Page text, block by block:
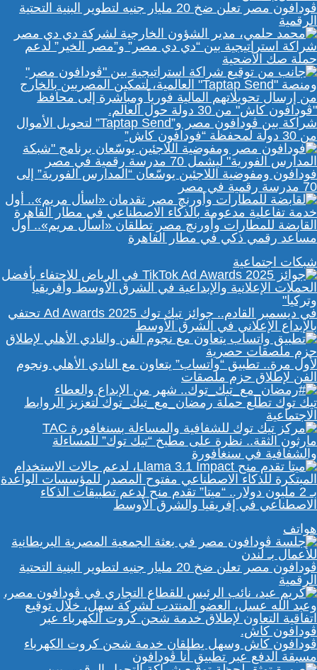
ڤودافون مصر تعلن ضخ 20 مليار جنيه لتطوير البنية التحتية
الرقمية
شراكة استراتيجية بين “دي دي مصر” و”مصر الخير” لدعم
حملة صك الأضحية
شراكة بين ڤودافون مصر و”Taptap Send” لتحويل الأموال
من 30 دولة لمحفظة “فودافون كاش”
فودافون ومفوضية اللاجئين يوسّعان “المدارس الفورية” إلى
70 مدرسة رقمية في مصر
القابضة للمطارات وأورنچ مصر تطلقان «اسأل مريم».. أول
مساعد رقمي ذكي في مطار القاهرة
شبكات اجتماعية
في ديسمبر القادم.. جوائز تيك توك Ad Awards 2025 تحتفي
بالإبداع الإعلاني في الشرق الأوسط
لأول مرة.. تطبيق “واتساب” يتعاون مع النادي الأهلي ونجوم
الفن لإطلاق حزم ملصقات
تيك توك تطلع حملة رمضان_مع_تيك_توك لتعزيز الروابط
الاجتماعية
مارثون الثقة.. نظرة على مطبخ “تيك توك” للمساءلة
والشفافية في سنغافورة
بـ 2 مليون دولار.. “ميتا” تقدم منح لدعم تطبيقات الذكاء
الاصطناعي في إفريقيا والشرق الأوسط
هواتف
ڤودافون مصر تعلن ضخ 20 مليار جنيه لتطوير البنية التحتية
الرقمية
ڤودافون كاش وسهل يطلقان خدمة شحن كروت الكهرباء
مسبقة الدفع عبر تطبيق أنا ڤودافون